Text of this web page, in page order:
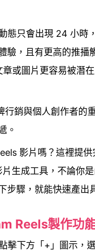
態只會出現 24 小時
驗，且有更高的推播
或圖片更容易被潛
行銷與個人創作者的
。
影片嗎？這裡提
生成工具，不論你
步驟，就能快速產出
Reels製作功
擊下方「+」圖示，